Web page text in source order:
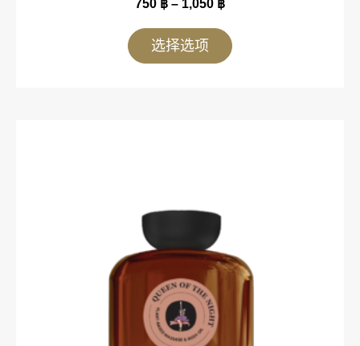
750 ฿ – 1,050 ฿
选择选项